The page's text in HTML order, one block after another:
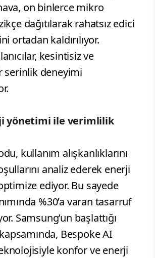
on binlerce mikro
dağıtılarak rahatsız edici
ortadan kaldırılıyor.
kesintisiz ve
serinlik deneyimi
yönetimi ile verimlilik
kullanım alışkanlıklarını
analiz ederek enerji
ediyor. Bu sayede
%30’a varan tasarruf
Samsung’un başlattığı
Bespoke AI
konfor ve enerji